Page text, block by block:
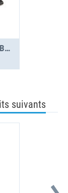
Garniture de couvercle pour L-BOXX G4
suivants